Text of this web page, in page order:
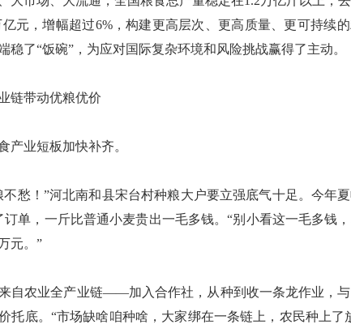
元，增幅超过6%，构建更高层次、更高质量、更可持续
稳了“饭碗”，为应对国际复杂环境和风险挑战赢得了主动。
带动优粮优价
业短板加快补齐。
！”河北南和县宋台村种粮大户要立强底气十足。今年
订单，一斤比普通小麦贵出一毛多钱。“别小看这一毛多钱
元。”
农业全产业链——加入合作社，从种到收一条龙作业，与
托底。“市场缺啥咱种啥，大家绑在一条链上，农民种上了